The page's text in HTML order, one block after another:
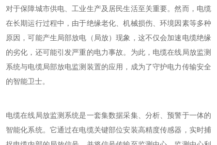
对于保障城市供电、工业生产及居民生活至关重要。然而，电缆
在长期运行过程中，由于绝缘老化、机械损伤、环境因素等多种
原因，可能产生局部放电（局放）现象，这不仅会加速电缆绝缘
的劣化，还可能引发严重的电力事故。为此，电缆在线局放监测
系统与电缆局部放电监测装置的应用，成为了守护电力传输安全
的智能卫士。
电缆在线局放监测系统是一套集数据采集、分析、预警于一体的
智能化系统。它通过在电缆关键部位安装高精度传感器，实时捕